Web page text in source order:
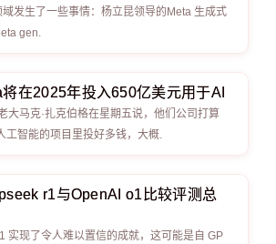
发生了一些事情：杨立昆领导的Meta 生成式
gen.
将在2025年投入650亿美元用于AI
大马克·扎克伯格在星期五说，他们公司打算
工智能的项目里投好多钱，大概.
r1与OpenAI o1比较评测总
实现了令人难以置信的成就，这可能是自 GP